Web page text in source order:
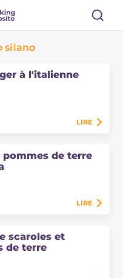
silano
à l'italienne
aux burgers
pains moelleux, viande
caciocavallo fondant et
LIRE
pommes de terre
de la ville de
particularité réside…
LIRE
scaroles et
de terre